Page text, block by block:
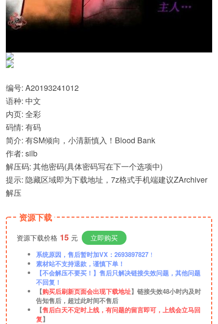
编号: A20193241012
语种: 中文
内页: 全彩
码情: 有码
简介: 有SM倾向，小清新慎入！Blood Bank
作者: silb
解压码: 其他密码(具体密码写在下一个选项中)
提示: 隐藏区域即为下载地址，7z格式手机端建议ZArchiver
解压
资源下载
资源下载价格 15 元 立即购买
系统原因，售后暂时加VX：2693897827 ！
素材站不支持退款，谨慎下单！
【不会解压不要买！】售后只解决链接失效问题，其他问题
不回复！
【购买后刷新页面会出现下载地址】链接失效48小时内及时
告知售后，超过此时间不售后
【售后白天不定时上线，有问题的留言即可，上线会立马回
复】